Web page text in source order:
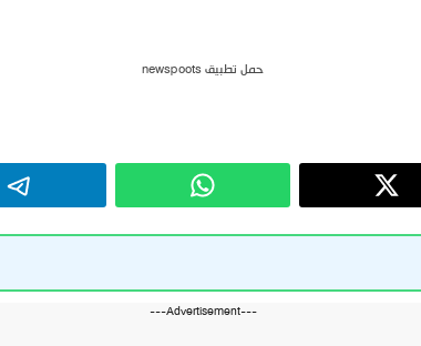
حمل تطبيق newspoots
---Advertisement---